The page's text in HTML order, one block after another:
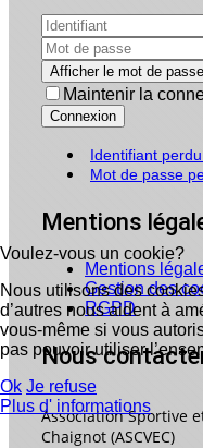
Afficher le mot de passe
Maintenir la
Connexion
Identifiant
Mot de passe
Mentions
Mentions
Gestion des
RGPD
Nous
Association Sportive
Chaignot (ASCVEC)
Voulez-vous un cookie?
Nous utilisons des
d’autres nous aident à
vous-même si vous
pas pouvoir utiliser
Ok Je refuse
Plus d' informations